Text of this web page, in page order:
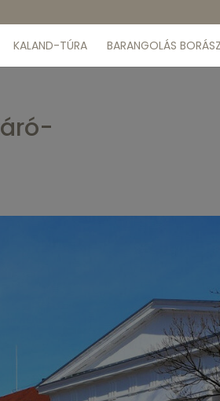
KALAND-TÚRA BARANGOLÁS